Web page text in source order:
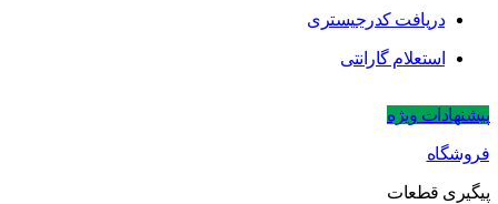
دریافت کدرجیستری
استعلام گارانتی
پیشنهادات ویژه
فروشگاه
پیگیری قطعات